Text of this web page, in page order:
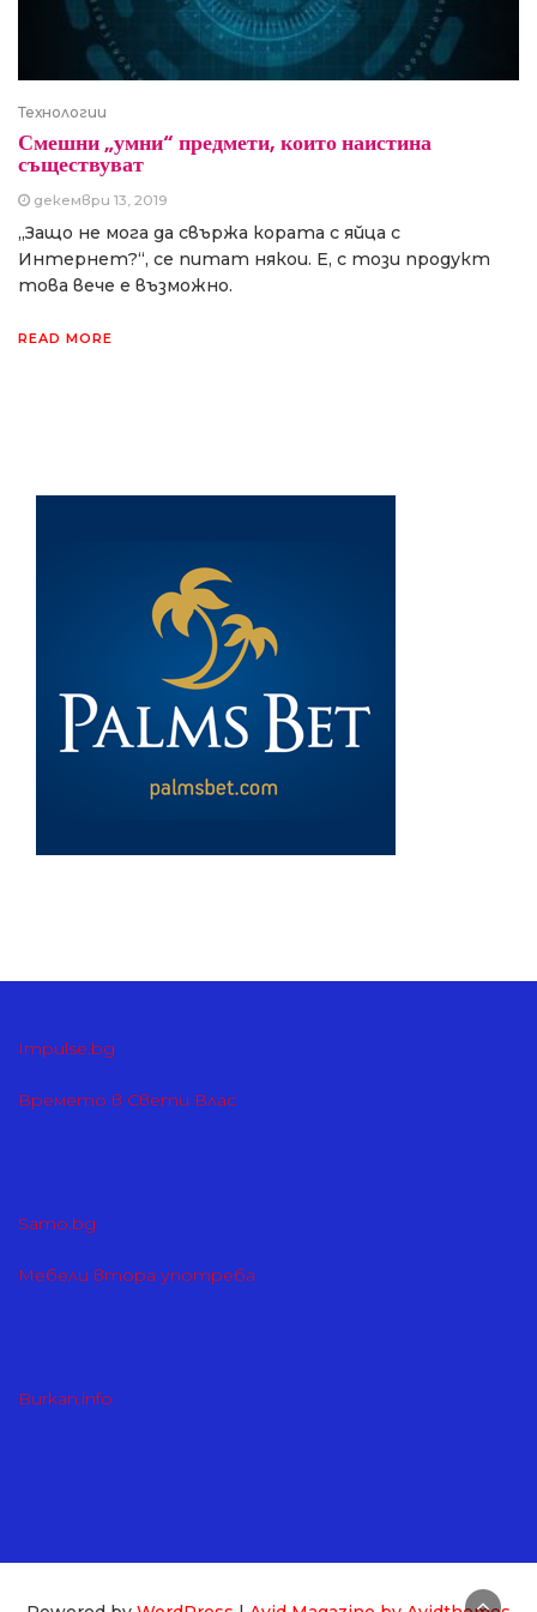
Технологии
Смешни „умни“ предмети, които наистина
съществуват
декември 13, 2019
„Защо не мога да свържа кората с яйца с
Интернет?“, се питат някои. Е, с този продукт
това вече е възможно.
READ MORE
Impulse.bg
Времето в Свети Влас
Samo.bg
Мебели втора употреба
Burkan.info